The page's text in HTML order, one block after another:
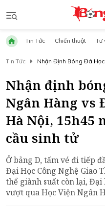
Tin Tức Chiến thuật Tư
Tin Tức
Nhận Định Bóng Đá
Nhận định
Ngân Hàng vs
Hà Nội, 15h45
cầu sinh tử
Ở bảng D, tấm vé đi tiếp
Đại Học Công Nghệ Giao
thể giành suất còn lại, Đại
vượt qua Học Viện Ngân